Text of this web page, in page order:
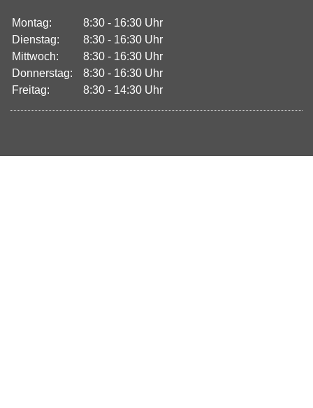
Montag:
8:30 - 16:30 Uhr
Dienstag:
8:30 - 16:30 Uhr
Mittwoch:
8:30 - 16:30 Uhr
Donnerstag:
8:30 - 16:30 Uhr
Freitag:
8:30 - 14:30 Uhr